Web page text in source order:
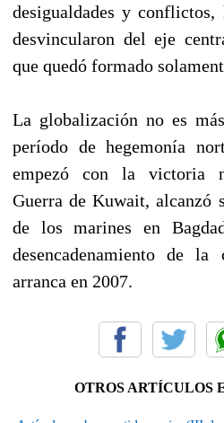
desigualdades y
desvincularon del eje
que quedó formado
La globalización no es
período de hegemonía
empezó con la victoria
Guerra de Kuwait, alcanzó
de los marines en
desencadenamiento de
arranca en 2007.
OTROS ARTÍCULOS